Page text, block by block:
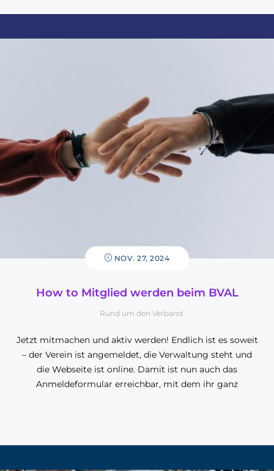
NOV. 27, 2024
How to Mitglied werden beim BVAL
Rund um den Verband
Jetzt mitmachen und aktiv werden! Endlich ist es soweit
– der Verein ist angemeldet, die Verwaltung steht und
die Webseite ist online. Damit ist nun auch das
Anmeldeformular erreichbar, mit dem ihr ganz